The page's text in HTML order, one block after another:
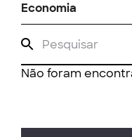
Economia
Não foram